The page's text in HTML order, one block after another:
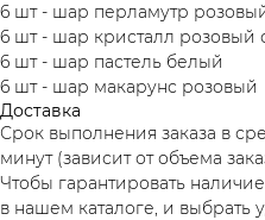
6 шт - шар перламутр
6 шт - шар кристалл розовый
6 шт - шар пастель белый
6 шт - шар макарунс розовый
Доставка
Срок выполнения заказа в
минут (зависит от объема
Чтобы гарантировать
в нашем каталоге, и выбрать